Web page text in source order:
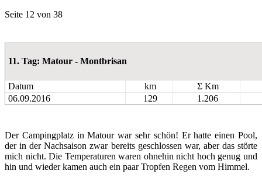
Seite 12 von 38
11. Tag: Matour - Montbrisan
Datum km
Σ Km
06.09.2016
129 1.206
Der Campingplatz in Matour war sehr schön! Er hatte einen Pool,
der in der Nachsaison zwar bereits geschlossen war, aber das störte
mich nicht. Die Temperaturen waren ohnehin nicht hoch genug und
hin und wieder kamen auch ein paar Tropfen Regen vom Himmel.